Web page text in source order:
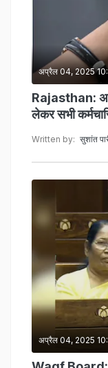
अप्रैल 04, 2025
Rajasthan: अब
लेकर सभी
Written by: सुशांत
अप्रैल 04, 2025